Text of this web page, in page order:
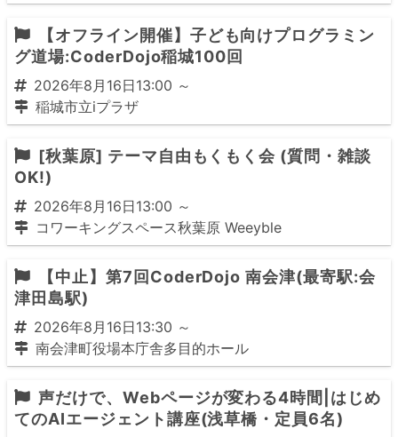
【オフライン開催】子ども向けプログラミン
グ道場:CoderDojo稲城100回
2026年8月16日13:00 ～
稲城市立iプラザ
[秋葉原] テーマ自由もくもく会 (質問・雑談
OK!)
2026年8月16日13:00 ～
コワーキングスペース秋葉原 Weeyble
【中止】第7回CoderDojo 南会津(最寄駅:会
津田島駅)
2026年8月16日13:30 ～
南会津町役場本庁舎多目的ホール
声だけで、Webページが変わる4時間|はじめ
てのAIエージェント講座(浅草橋・定員6名)